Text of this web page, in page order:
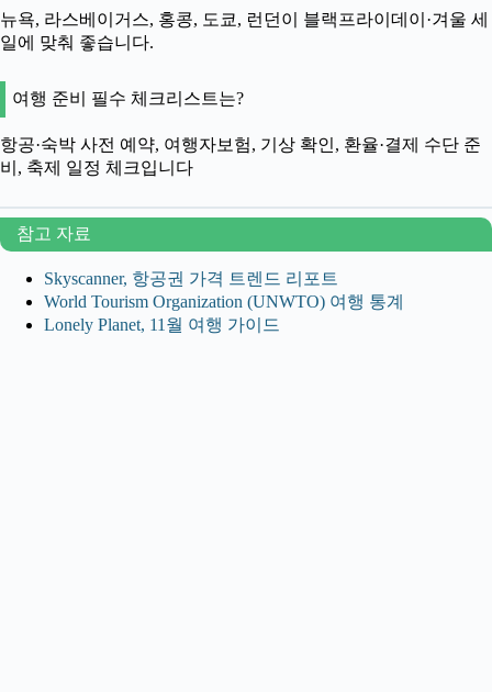
뉴욕, 라스베이거스, 홍콩, 도쿄, 런던이 블랙프라이데이·겨울 세
일에 맞춰 좋습니다.
여행 준비 필수 체크리스트는?
항공·숙박 사전 예약, 여행자보험, 기상 확인, 환율·결제 수단 준
비, 축제 일정 체크입니다
참고 자료
Skyscanner, 항공권 가격 트렌드 리포트
World Tourism Organization (UNWTO) 여행 통계
Lonely Planet, 11월 여행 가이드